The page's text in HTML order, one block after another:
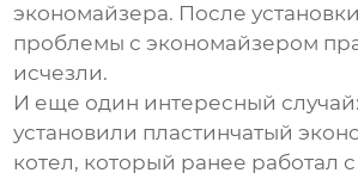
экономайзера. После
проблемы с экономайзером
исчезли.
И еще один интересный
установили пластинчатый
котел, который ранее работал